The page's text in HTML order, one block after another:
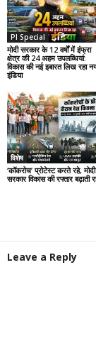
PI Special
मोदी सरकार के 12 वर्षों में इंफ्रा
क्षेत्र की 24 अहम उपलब्धियां:
विकास की नई इबारत लिख रहा
इंडिया
विशेष
‘कॉकरोच’ प्रोटेस्ट करते रहे, मोदी
सरकार विकास की रफ्तार बढ़ाती
Leave a Reply